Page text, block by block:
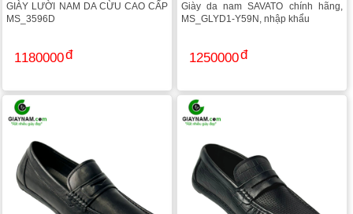
GIÀY LƯỜI NAM DA CỪU CAO CẤP
MS_3596D
1180000
Giày da nam SAVATO chính hãng,
MS_GLYD1-Y59N, nhập khẩu
1250000